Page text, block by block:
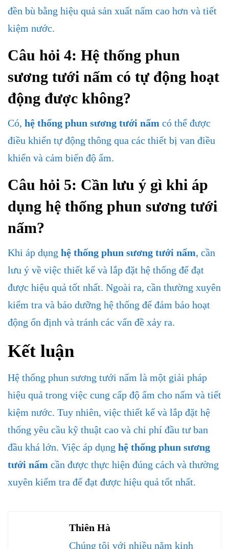
đền bù bằng hiệu quả sản xuất nấm cao hơn và tiết
kiệm nước.
Câu hỏi 4: Hệ thống phun
sương tưới nấm có tự động hoạt
động được không?
Có, hệ thống phun sương tưới nấm có thể được
điều khiển tự động thông qua các thiết bị van điều
khiển và cảm biến độ ẩm.
Câu hỏi 5: Cần lưu ý gì khi áp
dụng hệ thống phun sương tưới
nấm?
Khi áp dụng hệ thống phun sương tưới nấm, cần
lưu ý về việc thiết kế và lắp đặt hệ thống để đạt
được hiệu quả tốt nhất. Ngoài ra, cần thường xuyên
kiểm tra và bảo dưỡng hệ thống để đảm bảo hoạt
động ổn định và tránh các vấn đề xảy ra.
Kết luận
Hệ thống phun sương tưới nấm là một giải pháp
hiệu quả trong việc cung cấp độ ẩm cho nấm và tiết
kiệm nước. Tuy nhiên, việc thiết kế và lắp đặt hệ
thống yêu cầu kỹ thuật cao và chi phí đầu tư ban
đầu khá lớn. Việc áp dụng hệ thống phun sương
tưới nấm cần được thực hiện đúng cách và thường
xuyên kiểm tra để đạt được hiệu quả tốt nhất.
Thiên Hà
Chúng tôi với nhiều năm kinh